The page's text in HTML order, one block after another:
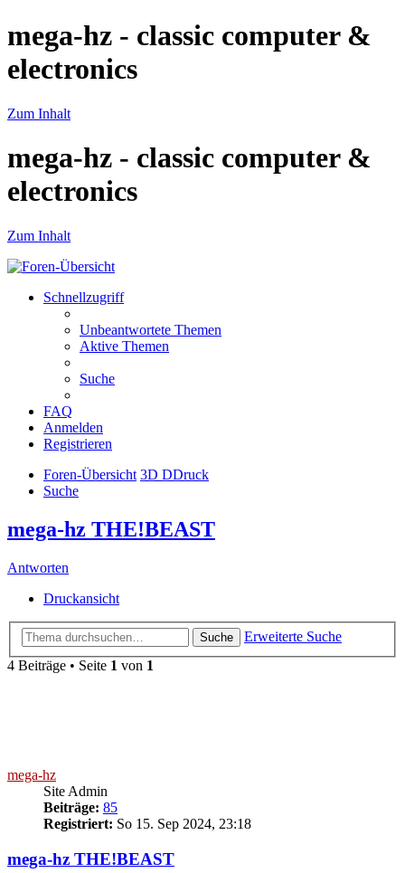
mega-hz - classic computer &
electronics
Zum Inhalt
mega-hz - classic computer &
electronics
Zum Inhalt
Schnellzugriff
Unbeantwortete Themen
Aktive Themen
Suche
FAQ
Anmelden
Registrieren
Foren-Übersicht 3D DDruck
Suche
mega-hz THE!BEAST
Antworten
Druckansicht
Suche
Erweiterte Suche
4 Beiträge • Seite 1 von 1
mega-hz
Site Admin
Beiträge: 85
Registriert: So 15. Sep 2024, 23:18
mega-hz THE!BEAST